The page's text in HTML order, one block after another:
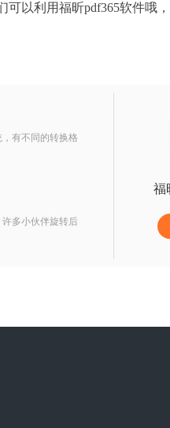
可以利用福昕pdf365软件哦
有不同的转换格
多小伙伴旋转后
福